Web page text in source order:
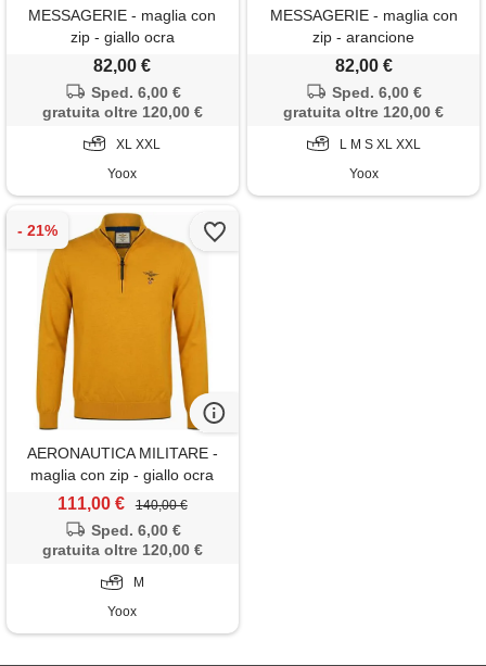
MESSAGERIE - maglia con
zip - giallo ocra
82,00 €
Sped. 6,00 €
gratuita oltre 120,00 €
XL XXL
Yoox
MESSAGERIE - maglia con
zip - arancione
82,00 €
Sped. 6,00 €
gratuita oltre 120,00 €
L M S XL XXL
Yoox
AERONAUTICA MILITARE -
maglia con zip - giallo ocra
111,00 € 140,00 €
Sped. 6,00 €
gratuita oltre 120,00 €
M
Yoox